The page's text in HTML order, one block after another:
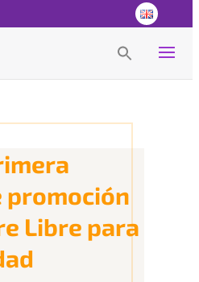
Search Button
promoción
Libre para